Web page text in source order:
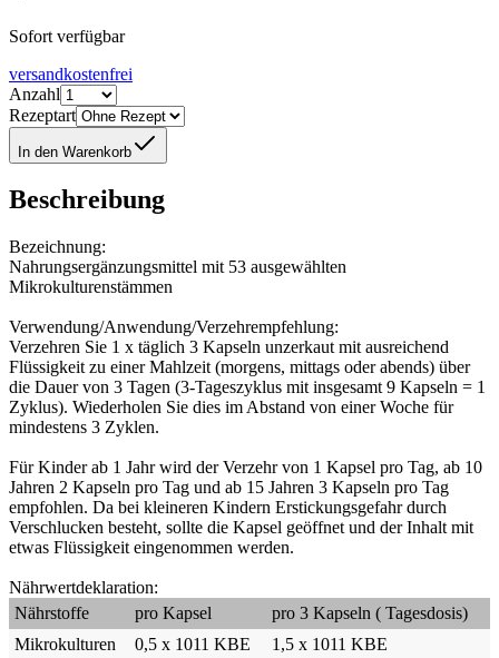
Sofort verfügbar
versandkostenfrei
Anzahl
Rezeptart
In den Warenkorb
Beschreibung
Bezeichnung:
Nahrungsergänzungsmittel mit 53 ausgewählten
Mikrokulturenstämmen
Verwendung/Anwendung/Verzehrempfehlung:
Verzehren Sie 1 x täglich 3 Kapseln unzerkaut mit ausreichend
Flüssigkeit zu einer Mahlzeit (morgens, mittags oder abends) über
die Dauer von 3 Tagen (3-Tageszyklus mit insgesamt 9 Kapseln = 1
Zyklus). Wiederholen Sie dies im Abstand von einer Woche für
mindestens 3 Zyklen.
Für Kinder ab 1 Jahr wird der Verzehr von 1 Kapsel pro Tag, ab 10
Jahren 2 Kapseln pro Tag und ab 15 Jahren 3 Kapseln pro Tag
empfohlen. Da bei kleineren Kindern Erstickungsgefahr durch
Verschlucken besteht, sollte die Kapsel geöffnet und der Inhalt mit
etwas Flüssigkeit eingenommen werden.
Nährwertdeklaration:
Nährstoffe
pro Kapsel
pro 3 Kapseln ( Tagesdosis)
Mikrokulturen
0,5 x 1011 KBE 1,5 x 1011 KBE